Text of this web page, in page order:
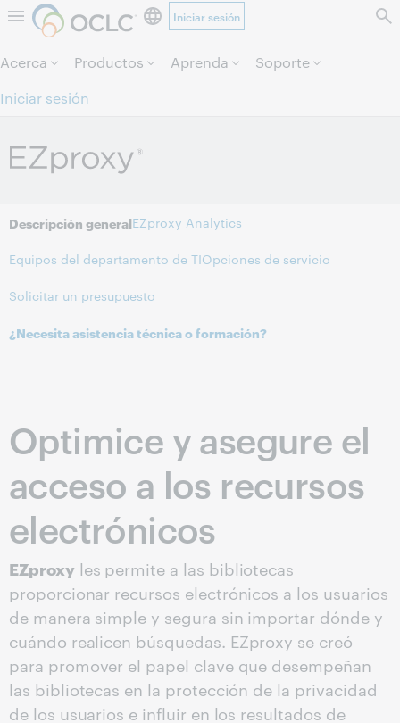
Saltar al contenido.
Iniciar sesión
Acerca Productos Aprenda
Soporte
Iniciar sesión
Descripción generalEZproxy Analytics
Equipos del departamento de TIOpciones de servicio
Solicitar un presupuesto
¿Necesita asistencia técnica o formación?
Optimice y asegure el
acceso a los recursos
electrónicos
EZproxy les permite a las bibliotecas
proporcionar recursos electrónicos a los usuarios
de manera simple y segura sin importar dónde y
cuándo realicen búsquedas. EZproxy se creó
para promover el papel clave que desempeñan
las bibliotecas en la protección de la privacidad
de los usuarios e influir en los resultados de